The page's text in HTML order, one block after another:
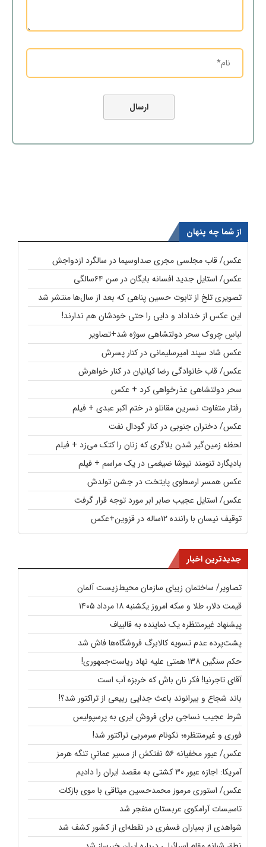
از شما چه پنهان
عکس/ قاب مجلسی مجری صداوسیما در سالگرد ازدواجش
عکس/ استایل جدید افسانه بایگان در سن ۶۴سالگی
تصویری تلخ از تابوت حسین پناهی که بعد از سال‌ها منتشر شد
این عکس از خداداد و دایی را حتی خودشان هم ندارند!
لباسِ چروک سحر دولتشاهی سوژه شد+تصاویر
عکس شاد سپند امیرسلیمانی در کنار پسرش
عکس/ قاب خانوادگی رضا کیانیان در کنار خواهرش
سحر دولتشاهی عذرخواهی کرد + عکس
رفتار متفاوت نسرین مقانلو در ختم اکبر عبدی + فیلم
عکس/ دختران جنوبی در کنار گودال نفت
لحظه زمین‌گیر شدن بلاگری که زنان را کتک می‌زد + فیلم
بادیگارد تنومند نیوشا ضیغمی در یک مراسم + فیلم
عکس همسر ارسطوی پایتخت در جشن تولدش
عکس/ استایل عجیب صابر ابر مورد توجه قرار گرفت
توقیف نیسان با راننده ۱۲ساله در قزوین+عکس
جدیدترین اخبار
تصاویر/ ساختمان زیبای سازمان محیط‌زیست آلمان
قیمت دلار، طلا و سکه امروز یکشنبه ۱۸ مرداد ۱۴۰۵
پیشنهاد غیرمنتظره یک نماینده به قالیباف
پشت‌پرده عدم تسویه کالابرگ فروشگاه‌ها فاش شد
حکم سنگین ۱۳۸ همتی علیه نهاد ریاست‌جمهوری!
آقای تاجرنیا! فکر نان باش که خربزه آب است
باند شجاع و بیرانوند باعث جدایی ربیعی از تراکتور شد؟!
شرط عجیب نساجی برای فروش ایری به پرسپولیس
فوری و غیرمنتظره؛‌ نکونام سرمربی تراکتور شد!
عکس/ عبور مخفیانه ۵۶ نفتکش از مسیر عمانیِ تنگه هرمز
آمریکا: اجازه عبور ۳۰ کشتی به مقصد ایران را دادیم
عکس/ استوری مرموز محمدحسین میثاقی با موی بازکات
تاسیسات آرامکوی عربستان منفجر شد
شواهدی از بمباران فسفری در نقطه‌ای از کشور کشف شد